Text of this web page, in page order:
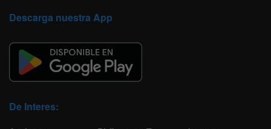
Descarga nuestra App
De Interes: